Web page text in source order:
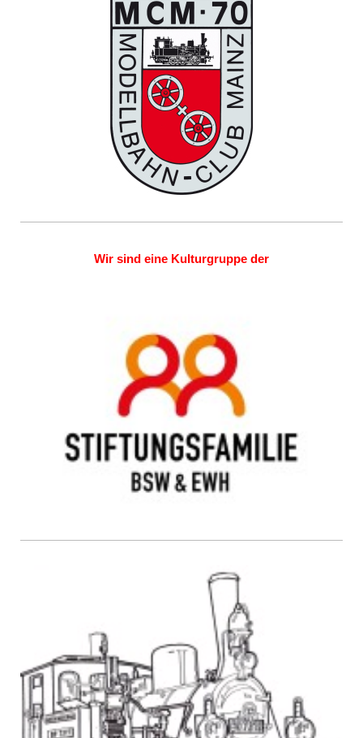
Wir sind eine Kulturgruppe der